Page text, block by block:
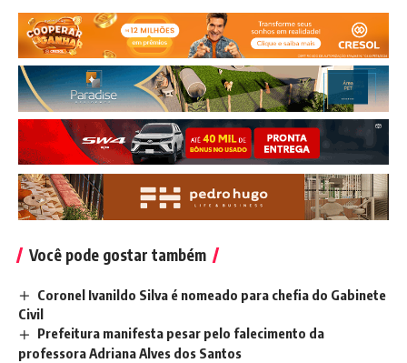
Você pode gostar também
Coronel Ivanildo Silva é nomeado para chefia do Gabinete
Civil
Prefeitura manifesta pesar pelo falecimento da
professora Adriana Alves dos Santos